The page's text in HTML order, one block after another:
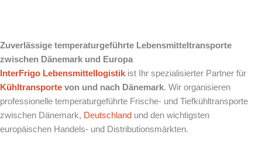
Zuverlässige temperaturgeführte Lebensmitteltransporte
zwischen Dänemark und Europa
InterFrigo Lebensmittellogistik ist Ihr spezialisierter Partner für
Kühltransporte von und nach Dänemark. Wir organisieren
professionelle temperaturgeführte Frische- und Tiefkühltransporte
zwischen Dänemark, Deutschland und den wichtigsten
europäischen Handels- und Distributionsmärkten.